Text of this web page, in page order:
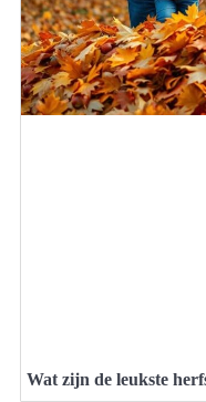
Wat zijn de leukste